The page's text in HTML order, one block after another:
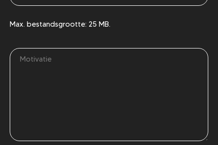
Max. bestandsgrootte: 25 MB.
Bericht